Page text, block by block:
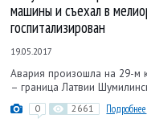
машины и съехал в
госпитализирован
19.05.2017
Авария произошла на 29-м
– граница Латвии
0 2661 Подробнее